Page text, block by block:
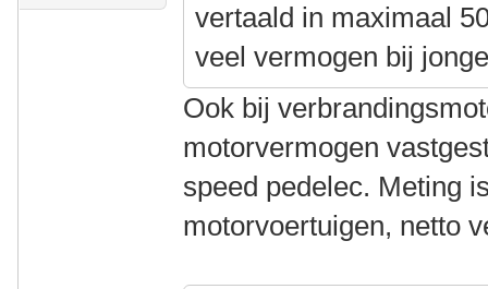
vertaald in maximaal
veel vermogen bij
Ook bij
motorvermogen
speed pedelec. Meting
motorvoertuigen, netto